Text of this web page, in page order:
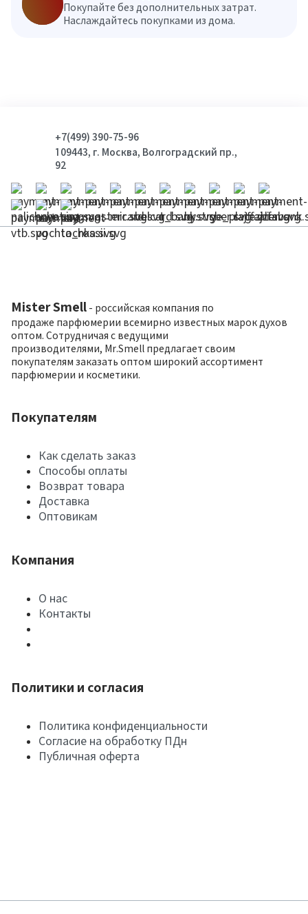
Покупайте без дополнительных затрат.
Наслаждайтесь покупками из дома.
+7(499) 390-75-96
109443, г. Москва, Волгоградский пр.,
92
Mister Smell - российская компания по
продаже парфюмерии всемирно известных марок духов
оптом. Сотрудничая с ведущими
производителями, Mr.Smell предлагает своим
покупателям заказать оптом широкий ассортимент
парфюмерии и косметики.
Покупателям
Как сделать заказ
Способы оплаты
Возврат товара
Доставка
Оптовикам
Компания
О нас
Контакты
Политики и согласия
Политика конфиденциальности
Согласие на обработку ПДн
Публичная оферта